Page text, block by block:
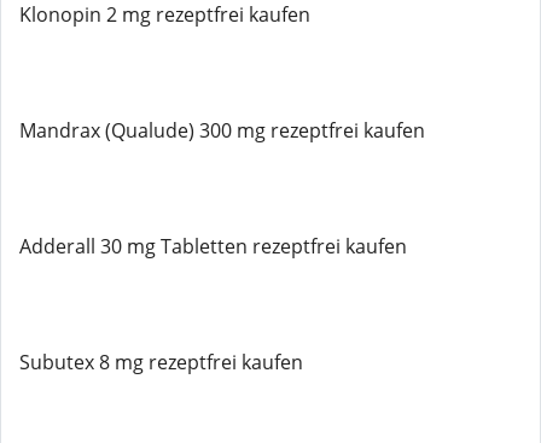
Klonopin 2 mg rezeptfrei kaufen
Mandrax (Qualude) 300 mg rezeptfrei kaufen
Adderall 30 mg Tabletten rezeptfrei kaufen
Subutex 8 mg rezeptfrei kaufen